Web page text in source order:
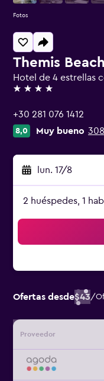
Themis
Hotel de 4 estrellas
4 estrellas
+30 281 076 1412
8,0 Muy bueno
lun. 17/8
2 huéspedes, 1
Ofertas desde$43/
Proveedor
Fotos